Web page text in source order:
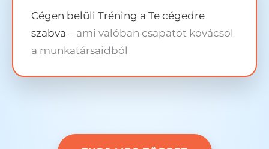
Cégen belüli Tréning a Te cégedre
szabva – ami valóban csapatot kovácsol
a munkatársaidból